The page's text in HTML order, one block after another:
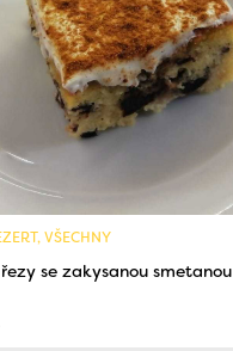
VŠECHNY
se zakysanou smetanou